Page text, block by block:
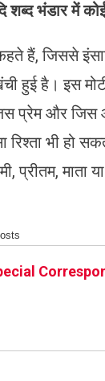
भंडार में
हैं, जिससे
हुई है। इस
प्रेम और जिस
रिश्ता भी हो
प्रीतम, माता